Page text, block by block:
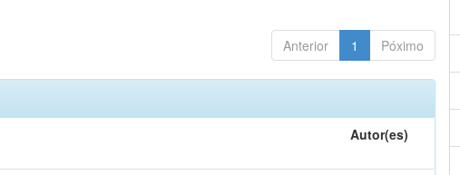
Anterior 1 Póximo
Autor(es)